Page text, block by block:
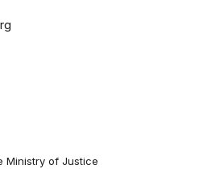
Ministry of Justice